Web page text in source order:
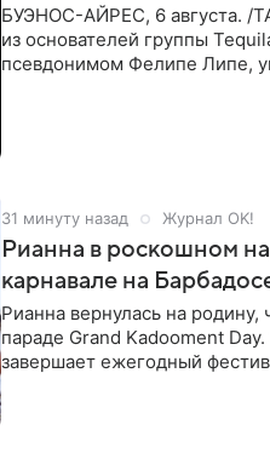
БУЭНОС-АЙРЕС, 6 августа. /
из основателей группы
псевдонимом Фелипе Липе,
31 минуту назад Журнал OK!
Рианна в роскошном
карнавале на
Рианна вернулась на родину,
параде Grand Kadooment
завершает ежегодный